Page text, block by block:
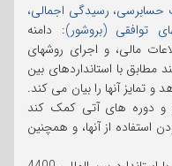
رسیدگی اجمالی،
توافقی (بروشور): دامنه
مالی، و اجرای روشهای
مطابق با استانداردهای بین
و تمایز آنها را بیان می کند.
و دوره های آتی کمک کند
از آنها، و همچنین